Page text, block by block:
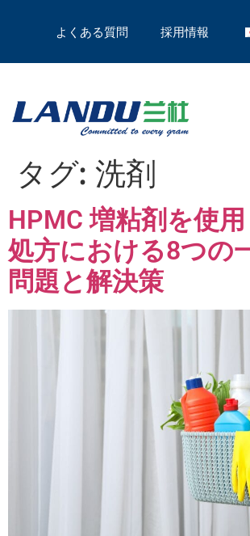
よくある質問 採用情報
タグ: 洗剤
HPMC 増粘剤を使
処方における8つの
問題と解決策